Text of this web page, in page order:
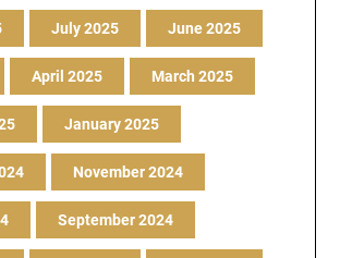
July 2025 June 2025
April 2025 March 2025
January 2025
November 2024
September 2024